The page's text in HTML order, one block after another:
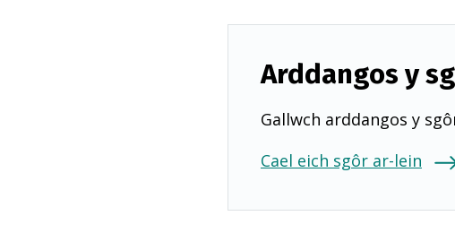
Arddangos y
Gallwch arddangos y
Cael eich sgôr ar-lein